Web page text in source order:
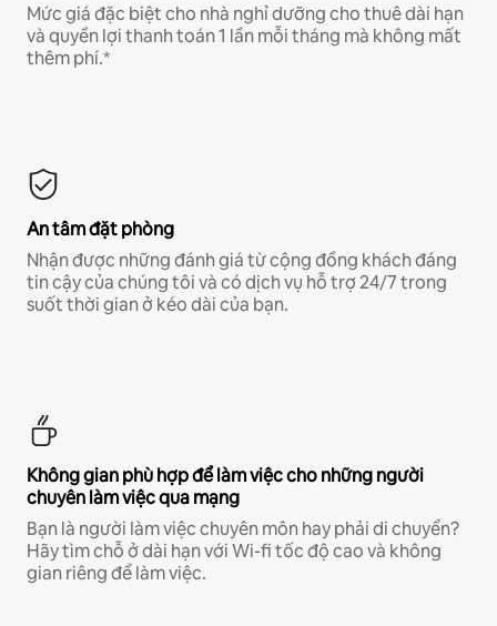
Mức giá đặc biệt cho nhà nghỉ dưỡng cho thuê dài hạn
và quyền lợi thanh toán 1 lần mỗi tháng mà không mất
thêm phí.*
An tâm đặt phòng
Nhận được những đánh giá từ cộng đồng khách đáng
tin cậy của chúng tôi và có dịch vụ hỗ trợ 24/7 trong
suốt thời gian ở kéo dài của bạn.
Không gian phù hợp để làm việc cho những người
chuyên làm việc qua mạng
Bạn là người làm việc chuyên môn hay phải di chuyển?
Hãy tìm chỗ ở dài hạn với Wi-fi tốc độ cao và không
gian riêng để làm việc.